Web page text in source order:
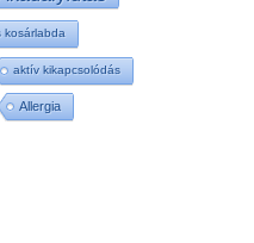
kosárlabda
aktív kikapcsolódás
Allergia